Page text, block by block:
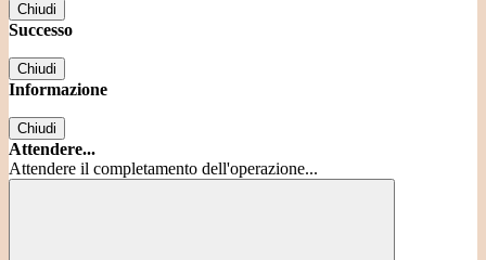
Chiudi
Successo
Chiudi
Informazione
Chiudi
Attendere...
Attendere il completamento dell'operazione...